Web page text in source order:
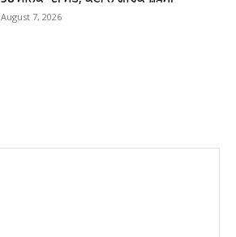
August 7, 2026